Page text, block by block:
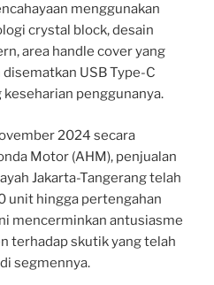
menggunakan
crystal block, desain
area handle cover yang
USB Type-C
penggunanya.
2024 secara
Motor (AHM), penjualan
Jakarta-Tangerang telah
unit hingga pertengahan
mencerminkan antusiasme
terhadap skutik yang telah
segmennya.